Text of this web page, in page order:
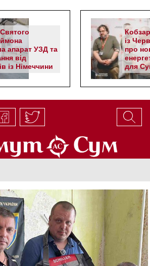
апарат УЗД та
від
із Німеччини
із
про
для